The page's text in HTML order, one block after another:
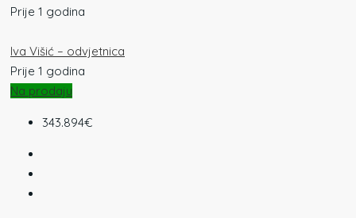
Prije 1 godina
Iva Višić – odvjetnica
Prije 1 godina
Na prodaju
343.894€